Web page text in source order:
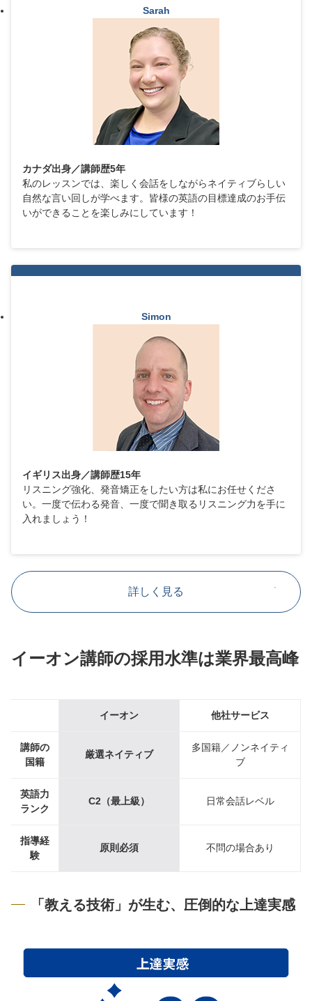
Sarah
カナダ出身／講師歴5年
私のレッスンでは、楽しく会話をしながらネイティブらしい
自然な言い回しが学べます。皆様の英語の目標達成のお手伝
いができることを楽しみにしています！
Simon
イギリス出身／講師歴15年
リスニング強化、発音矯正をしたい方は私にお任せくださ
い。一度で伝わる発音、一度で聞き取るリスニング力を手に
入れましょう！
詳しく見る
イーオン講師の採用水準は業界最高峰
イーオン 他社サービス
講師の
国籍
厳選ネイティブ
多国籍／ノンネイティ
ブ
英語力
ランク
C2（最上級） 日常会話レベル
指導経
験
原則必須 不問の場合あり
「教える技術」が生む、圧倒的な上達実感